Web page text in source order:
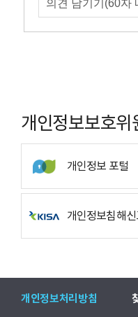
개인정보보호
개인정보 포털
개인정보침해신
개인정보처리방침